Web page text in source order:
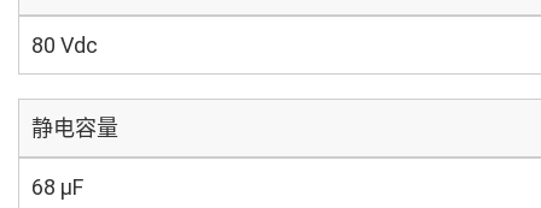
80 Vdc
静电容量
68 µF